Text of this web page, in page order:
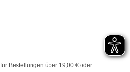
für Bestellungen über 19,00 € oder